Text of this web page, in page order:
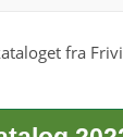
fra